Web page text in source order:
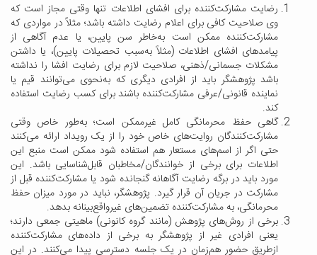
رضایت مشارکت‌کننده برای افشای اطلاعات تنها وقتی مجاز است که
وی صلاحیت کافی برای اعلام رضایت داشته باشد؛ مثلاً در مواردی که
مشارکت‌کننده ممکن است به‌خاطر سن پایین، یا عدم آگاهی از
پیامدهای افشای اطلاعات (مثلاً به‌سبب تحصیلات پایین)، یا داشتن
مشکلات جسمانی/ذهنی، صلاحیت لازم برای رضایت افشا را نداشته
باشد پژوهشگر باید از افرادی دیگری که به‌نحوی می‌توانند قیم یا
نماینده قانونی/عرفی مشارکت‌کننده باشند برای کسب رضایت استفاده
کند.
گاهی حفظ محرمانگی کامل غیرممکن است؛ به‌طور خاص وقتی
مشارکت‌کنندگان روایت‌های خاص خود را از یک رویداد ارائه می‌کنند
حتی اگر از اسم‌های مستعار هم استفاده شود ممکن است منبع این
اطلاعات برای برخی از خوانندگان/مخاطبان قابل‌شناسایی باشد. این
مورد باید در برگه رضایت آگاهانه گنجانده شود یا مشارکت‌کننده قبل از
مشارکت در جریان آن قرار گیرد. پژوهشگر، نباید در مورد میزان حفظ
محرمانگی، به مشارکت‌کننده تضمین‌های غیرواقع‌بینانه بدهد.
برخی از روش‌های پژوهش (مانند گروه کانونی) ماهیتی جمعی دارند؛
یعنی افرادی غیر از پژوهشگر به برخی از داده‌های مشارکت‌کننده
ازطریق حضور هم‌زمان در یک جلسه دسترسی پیدا می‌کنند. در این